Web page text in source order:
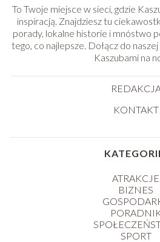
To Twoje miejsce w sieci, gdzie
inspiracją. Znajdziesz tu
porady, lokalne historie i mnóstwo
tego, co najlepsze. Dołącz do
Kaszubami na
KONTAKT
ATRAKCJE
BIZNES
SPORT